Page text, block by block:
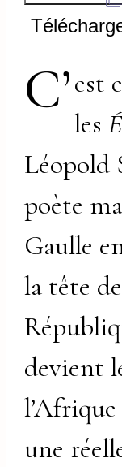
C’est
les
Léopold
poète
Gaulle
la tête
devient
une